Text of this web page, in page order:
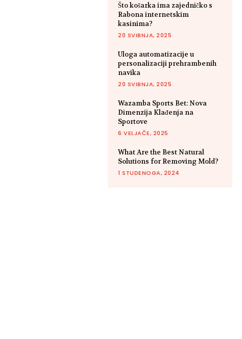
Što košarka ima zajedničko s
Rabona internetskim
kasinima?
20 SVIBNJA, 2025
Uloga automatizacije u
personalizaciji prehrambenih
navika
20 SVIBNJA, 2025
Wazamba Sports Bet: Nova
Dimenzija Klađenja na
Sportove
6 VELJAČE, 2025
What Are the Best Natural
Solutions for Removing Mold?
1 STUDENOGA, 2024